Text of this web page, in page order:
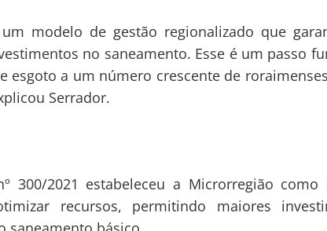
modelo de gestão regionalizado que
no saneamento. Esse é um passo
esgoto a um número crescente de
Serrador.
300/2021 estabeleceu a Microrregião
recursos, permitindo maiores